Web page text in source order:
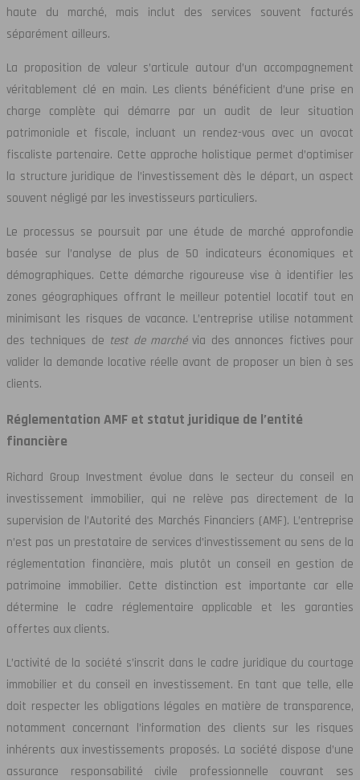
haute du marché, mais inclut des services souvent facturés
séparément ailleurs.
La proposition de valeur s’articule autour d’un accompagnement
véritablement clé en main. Les clients bénéficient d’une prise en
charge complète qui démarre par un audit de leur situation
patrimoniale et fiscale, incluant un rendez-vous avec un avocat
fiscaliste partenaire. Cette approche holistique permet d’optimiser
la structure juridique de l’investissement dès le départ, un aspect
souvent négligé par les investisseurs particuliers.
Le processus se poursuit par une étude de marché approfondie
basée sur l’analyse de plus de 50 indicateurs économiques et
démographiques. Cette démarche rigoureuse vise à identifier les
zones géographiques offrant le meilleur potentiel locatif tout en
minimisant les risques de vacance. L’entreprise utilise notamment
des techniques de test de marchévia des annonces fictives pour
valider la demande locative réelle avant de proposer un bien à ses
clients.
Réglementation AMF et statut juridique de l’entité
financière
Richard Group Investment évolue dans le secteur du conseil en
investissement immobilier, qui ne relève pas directement de la
supervision de l’Autorité des Marchés Financiers (AMF). L’entreprise
n’est pas un prestataire de services d’investissement au sens de la
réglementation financière, mais plutôt un conseil en gestion de
patrimoine immobilier. Cette distinction est importante car elle
détermine le cadre réglementaire applicable et les garanties
offertes aux clients.
L’activité de la société s’inscrit dans le cadre juridique du courtage
immobilier et du conseil en investissement. En tant que telle, elle
doit respecter les obligations légales en matière de transparence,
notamment concernant l’information des clients sur les risques
inhérents aux investissements proposés. La société dispose d’une
assurance responsabilité civile professionnelle couvrant ses